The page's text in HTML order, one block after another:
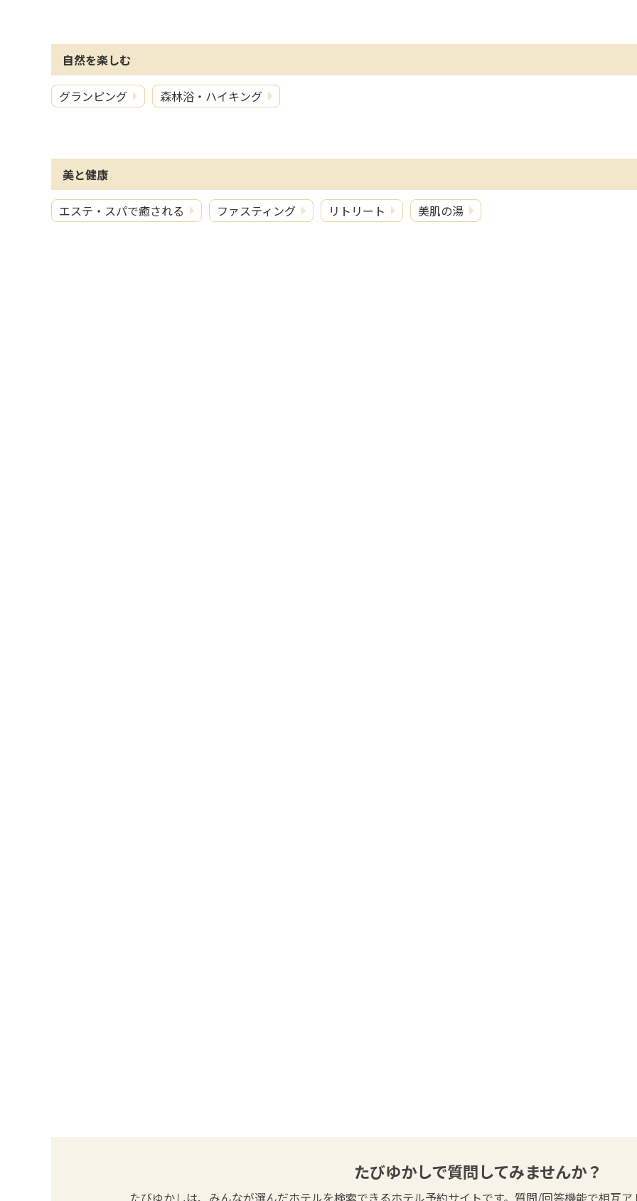
自然を楽しむ
グランピング 森林浴・ハイキング
美と健康
エステ・スパで癒される ファスティング リトリート 美肌の湯
たびゆかしで質問してみませんか？
たびゆかしは、みんなが選んだホテルを検索できるホテル予約サイトです。質問/回答機能で相互